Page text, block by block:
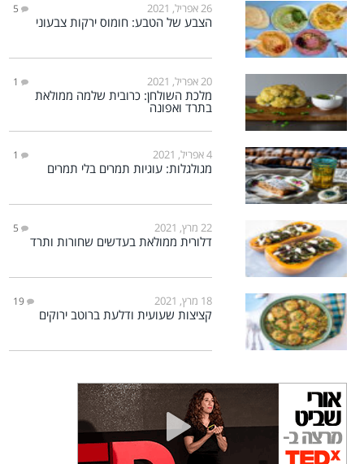
26 אפריל, 2021 5
הצבע של הטבע: חומוס ירקות צבעוני
20 אפריל, 2021 1
מלכת השולחן: כרובית שלמה ממולאת
בתרד ואפונה
4 אפריל, 2021 1
מגולגלות: עוגיות תמרים בלי תמרים
22 מרץ, 2021 5
דלורית ממולאת בעדשים שחורות ותרד
18 מרץ, 2021 19
קציצות שעועית ודלעת ברוטב ירוקים